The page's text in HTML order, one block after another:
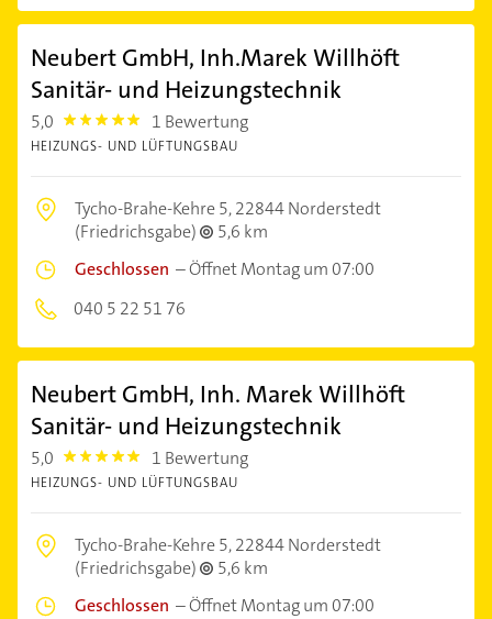
Neubert GmbH, Inh.Marek Willhöft
Sanitär- und Heizungstechnik
5,0 5.0 1 Bewertung
HEIZUNGS- UND LÜFTUNGSBAU
Tycho-Brahe-Kehre 5,22844 Norderstedt
(Friedrichsgabe)
5,6 km
Geschlossen –Öffnet Montag um 07:00
040 5 22 51 76
Neubert GmbH, Inh. Marek Willhöft
Sanitär- und Heizungstechnik
5,0 5.0 1 Bewertung
HEIZUNGS- UND LÜFTUNGSBAU
Tycho-Brahe-Kehre 5,22844 Norderstedt
(Friedrichsgabe)
5,6 km
Geschlossen –Öffnet Montag um 07:00